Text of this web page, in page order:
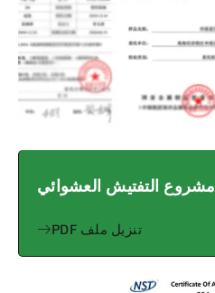
مشروع التفتيش العشوائي
تنزيل ملف PDF